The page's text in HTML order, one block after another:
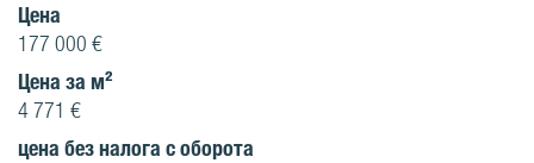
Цена
177 000 €
Цена за м²
4 771 €
цена без налога с оборота